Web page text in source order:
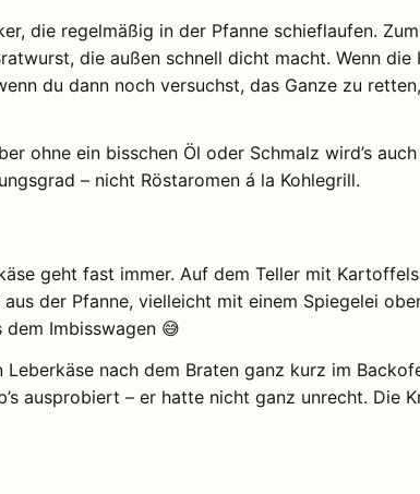
die regelmäßig in der Pfanne schieflaufen.
die außen schnell dicht macht. Wenn
du dann noch versuchst, das Ganze zu
ohne ein bisschen Öl oder Schmalz wird’s
– nicht Röstaromen á la Kohlegrill.
geht fast immer. Auf dem Teller mit
der Pfanne, vielleicht mit einem Spiegelei
Imbisswagen 😅
nach dem Braten ganz kurz im
ausprobiert – er hatte nicht ganz unrecht. Die